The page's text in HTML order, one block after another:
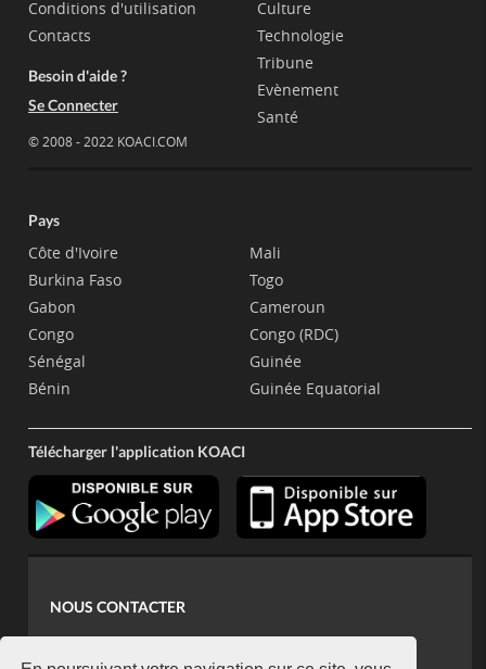
Conditions d'utilisation
Contacts
Besoin d'aide ?
Se Connecter
© 2008 - 2022 KOACI.COM
Culture
Technologie
Tribune
Evènement
Santé
Pays
Côte d'Ivoire
Burkina Faso
Gabon
Congo
Sénégal
Bénin
Mali
Togo
Cameroun
Congo (RDC)
Guinée
Guinée Equatorial
Télécharger l'application KOACI
NOUS CONTACTER